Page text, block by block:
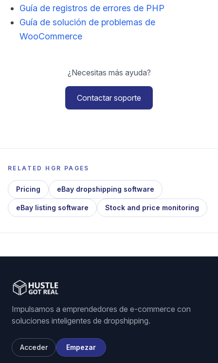
Guía de registros de errores de PHP
Guía de solución de problemas de
WooCommerce
¿Necesitas más ayuda?
Contactar soporte
RELATED HGR PAGES
Pricing eBay dropshipping software
eBay listing software Stock and price monitoring
Impulsamos a emprendedores de e-commerce con
soluciones inteligentes de dropshipping.
Acceder Empezar